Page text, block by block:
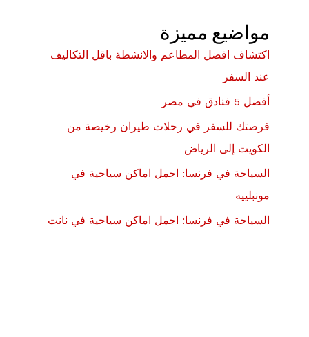
مواضيع مميزة
اكتشاف افضل المطاعم والانشطة باقل التكاليف
عند السفر
أفضل 5 فنادق في مصر
فرصتك للسفر في رحلات طيران رخيصة من
الكويت إلى الرياض
السياحة في فرنسا: اجمل اماكن سياحية في
مونبلييه
السياحة في فرنسا: اجمل اماكن سياحية في نانت